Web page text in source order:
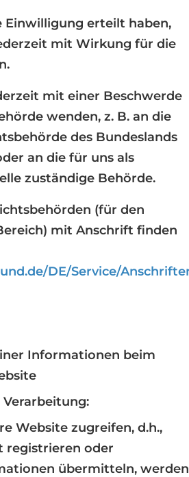
Einwilligung erteilt haben,
mit Wirkung für die
mit einer Beschwerde
wenden, z. B. an die
des Bundeslands
an die für uns als
zuständige Behörde.
(für den
mit Anschrift finden
DE/Service/
Informationen beim
Website zugreifen, d.h.,
registrieren oder
übermitteln, werden